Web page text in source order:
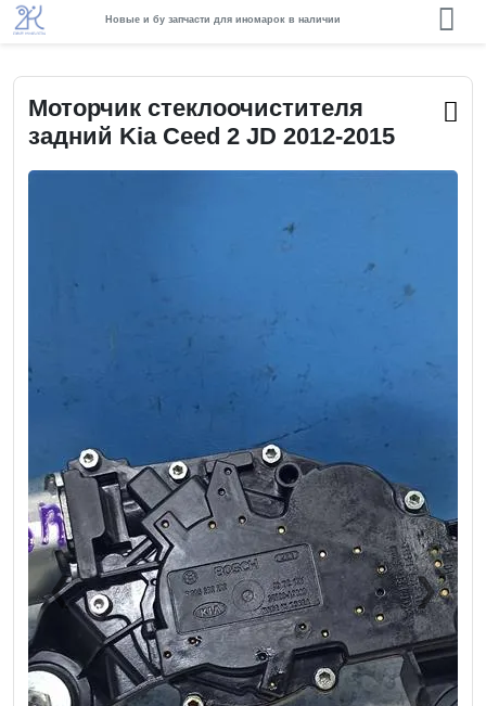
Новые и бу запчасти для иномарок в наличии
Моторчик стеклоочистителя
задний Kia Ceed 2 JD 2012-2015
❮Previous ❯Next